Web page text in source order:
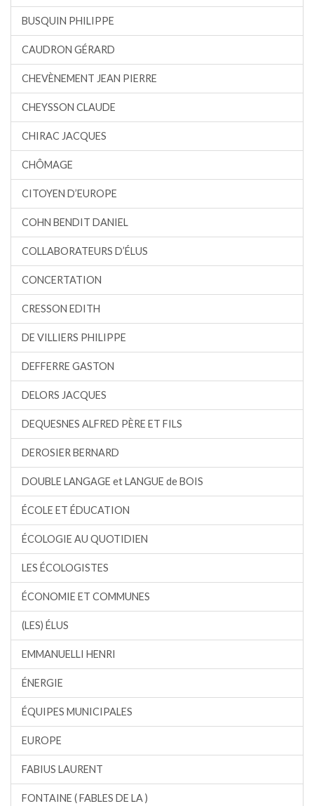
BUSQUIN PHILIPPE
CAUDRON GÉRARD
CHEVÈNEMENT JEAN PIERRE
CHEYSSON CLAUDE
CHIRAC JACQUES
CHÔMAGE
CITOYEN D’EUROPE
COHN BENDIT DANIEL
COLLABORATEURS D’ÉLUS
CONCERTATION
CRESSON EDITH
DE VILLIERS PHILIPPE
DEFFERRE GASTON
DELORS JACQUES
DEQUESNES ALFRED PÈRE ET FILS
DEROSIER BERNARD
DOUBLE LANGAGE et LANGUE de BOIS
ÉCOLE ET ÉDUCATION
ÉCOLOGIE AU QUOTIDIEN
LES ÉCOLOGISTES
ÉCONOMIE ET COMMUNES
(LES) ÉLUS
EMMANUELLI HENRI
ÉNERGIE
ÉQUIPES MUNICIPALES
EUROPE
FABIUS LAURENT
FONTAINE ( FABLES DE LA )